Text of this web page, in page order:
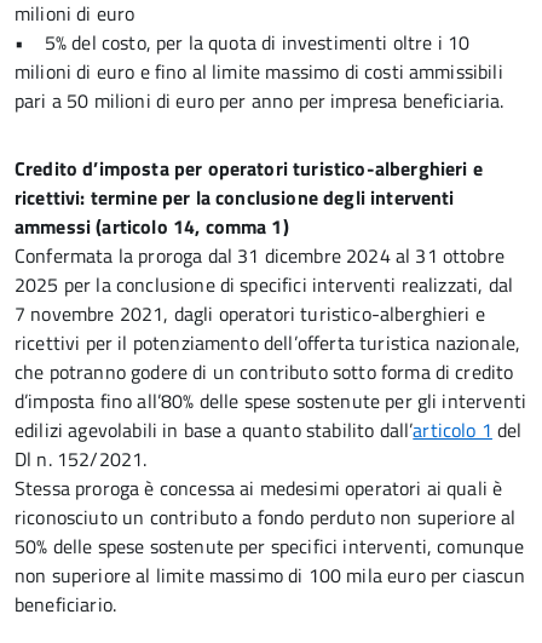
milioni di euro
• 5% del costo, per la quota di investimenti oltre i 10
milioni di euro e fino al limite massimo di costi ammissibili
pari a 50 milioni di euro per anno per impresa beneficiaria.
Credito d’imposta per operatori turistico-alberghieri e
ricettivi: termine per la conclusione degli interventi
ammessi (articolo 14, comma 1)
Confermata la proroga dal 31 dicembre 2024 al 31 ottobre
2025 per la conclusione di specifici interventi realizzati, dal
7 novembre 2021, dagli operatori turistico-alberghieri e
ricettivi per il potenziamento dell’offerta turistica nazionale,
che potranno godere di un contributo sotto forma di credito
d’imposta fino all’80% delle spese sostenute per gli interventi
edilizi agevolabili in base a quanto stabilito dall’articolo 1 del
Dl n. 152/2021.
Stessa proroga è concessa ai medesimi operatori ai quali è
riconosciuto un contributo a fondo perduto non superiore al
50% delle spese sostenute per specifici interventi, comunque
non superiore al limite massimo di 100 mila euro per ciascun
beneficiario.